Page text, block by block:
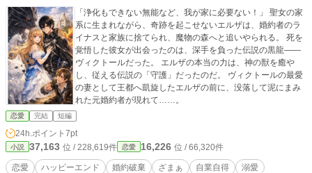
「浄化もできない無能など、我が家に必要ない！」 聖女の家
系に生まれながら、奇跡を起こせないエルザは、婚約者のラ
イナスと家族に捨てられ、魔物の森へと追いやられる。 死を
覚悟した彼女が出会ったのは、深手を負った伝説の黒龍――
ヴィクトールだった。 エルザの本当の力は、神の獣を癒や
し、従える伝説の「守護」だったのだ。 ヴィクトールの最愛
の妻として王都へ凱旋したエルザの前に、没落して泥にまみ
れた元婚約者が現れて……。
恋愛 完結 短編
24h.ポイント 7pt
小説 37,163 位 / 228,619件 恋愛 16,226 位 / 66,320件
恋愛 ハッピーエンド 婚約破棄 ざまぁ 自業自得
溺愛